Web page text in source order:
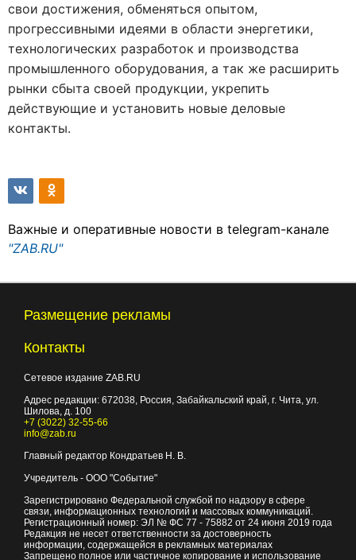
свои достижения, обменяться опытом,
прогрессивными идеями в области энергетики,
технологических разработок и производства
промышленного оборудования, а так же расширить
рынки сбыта своей продукции, укрепить
действующие и установить новые деловые
контакты.
Важные и оперативные новости в telegram-канале
"ZAB.RU"
Размещение рекламы
Контакты
Сетевое издание ZAB.RU
Адрес редакции: 672038, Россия, Забайкальский край, г. Чита, ул.
Шилова, д. 100
+7 (3022) 32-55-66
info@zab.ru
Главный редактор Кондратьев Н. В.
Учредитель - ООО "Событие"
Зарегистрировано Федеральной службой по надзору в сфере
связи, информационных технологий и массовых коммуникаций.
Регистрационный номер: ЭЛ № ФС 77 - 75882 от 24 июня 2019 года
Редакция не несет ответственности за достоверность
информации, содержащейся в рекламных материалах
Запрещено полное или частичное копирование и использование